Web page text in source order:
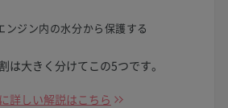
ンジン内の水分から保護する
は大きく分けてこの5つです。
詳しい解説はこちら